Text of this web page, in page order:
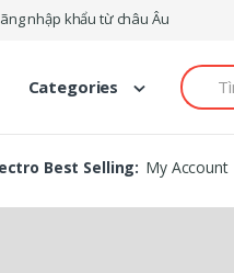
nhập khẩu từ châu Âu
Categories
Search
for:
Best Selling: My Account